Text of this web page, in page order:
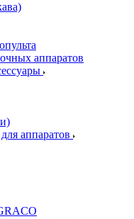
аппаратов
аппаратов